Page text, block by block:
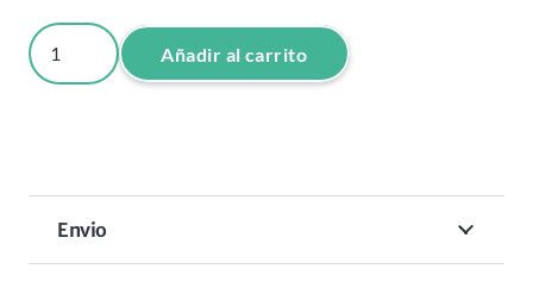
CERA
BRILLO
GENTL.
100
ML
Añadir al carrito
Envio